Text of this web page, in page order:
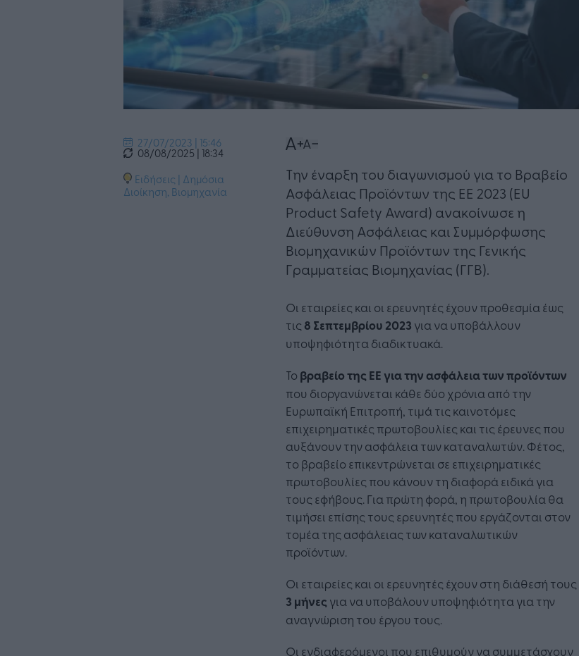
27/07/2023 | 15:46
08/08/2025 | 18:34
Ειδήσεις | Δημόσια
Διοίκηση, Βιομηχανία
Την έναρξη του διαγωνισμού για το Βραβείο
Ασφάλειας Προϊόντων της ΕΕ 2023 (EU
Product Safety Award) ανακοίνωσε η
Διεύθυνση Ασφάλειας και Συμμόρφωσης
Βιομηχανικών Προϊόντων της Γενικής
Γραμματείας Βιομηχανίας (ΓΓΒ).
Οι εταιρείες και οι ερευνητές έχουν προθεσμία έως
τις 8 Σεπτεμβρίου 2023 για να υποβάλλουν
υποψηφιότητα διαδικτυακά.
Το βραβείο της ΕΕ για την ασφάλεια των προϊόντων
που διοργανώνεται κάθε δύο χρόνια από την
Ευρωπαϊκή Επιτροπή, τιμά τις καινοτόμες
επιχειρηματικές πρωτοβουλίες και τις έρευνες που
αυξάνουν την ασφάλεια των καταναλωτών. Φέτος,
το βραβείο επικεντρώνεται σε επιχειρηματικές
πρωτοβουλίες που κάνουν τη διαφορά ειδικά για
τους εφήβους. Για πρώτη φορά, η πρωτοβουλία θα
τιμήσει επίσης τους ερευνητές που εργάζονται στον
τομέα της ασφάλειας των καταναλωτικών
προϊόντων.
Οι εταιρείες και οι ερευνητές έχουν στη διάθεσή τους
3 μήνες για να υποβάλουν υποψηφιότητα για την
αναγνώριση του έργου τους.
Οι ενδιαφερόμενοι που επιθυμούν να συμμετάσχουν